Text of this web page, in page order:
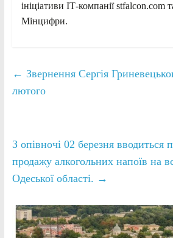
ініціативи ІТ-компанії stfalcon.com
Мінцифри.
← Звернення Сергія
лютого
З опівночі 02 березня вводиться
продажу алкогольних напоїв на
Одеської області. →